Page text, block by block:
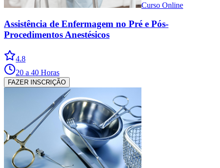
Curso Online
Assistência de Enfermagem no Pré e Pós-
Procedimentos Anestésicos
4.8
20 a 40 Horas
FAZER INSCRIÇÃO